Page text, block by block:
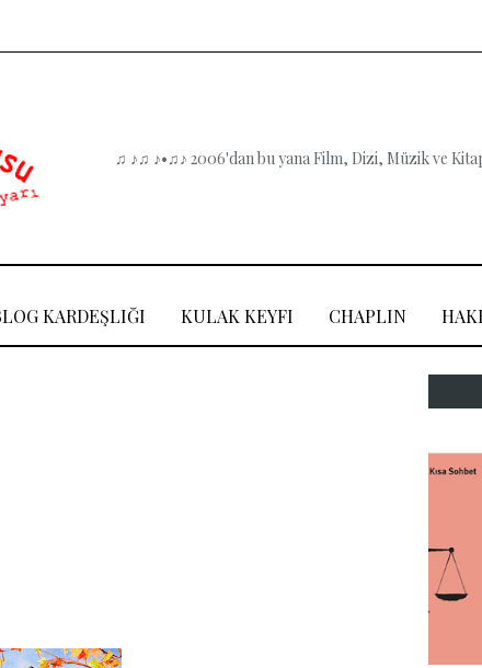
♫ ♪♫ ♪•♫♪ 2006'dan bu yana Film, Dizi, Müzik ve
KARDEŞLIĞI KULAK KEYFI CHAPLIN